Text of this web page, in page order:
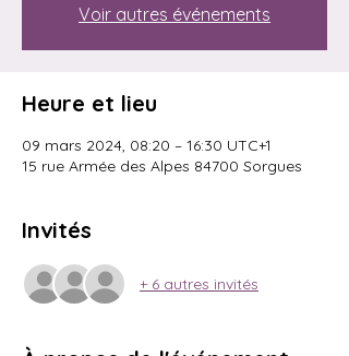
Voir autres événements
Heure et lieu
09 mars 2024, 08:20 – 16:30 UTC+1
15 rue Armée des Alpes 84700 Sorgues
Invités
+ 6 autres invités